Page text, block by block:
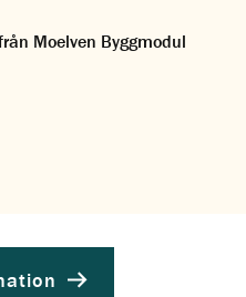
Moelven Byggmodul